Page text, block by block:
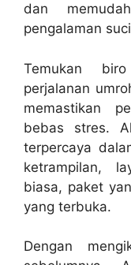
dan
pengalaman
Temukan
perjalanan
memastikan
bebas stres.
terpercaya
ketrampilan,
biasa, paket
yang terbuka.
Dengan